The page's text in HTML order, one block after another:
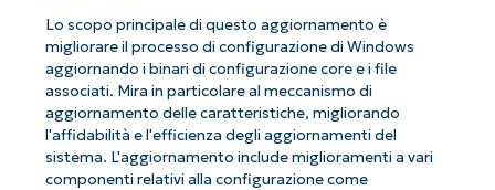
Lo scopo principale di questo aggiornamento è
migliorare il processo di configurazione di Windows
aggiornando i binari di configurazione core e i file
associati. Mira in particolare al meccanismo di
aggiornamento delle caratteristiche, migliorando
l'affidabilità e l'efficienza degli aggiornamenti del
sistema. L'aggiornamento include miglioramenti a vari
componenti relativi alla configurazione come